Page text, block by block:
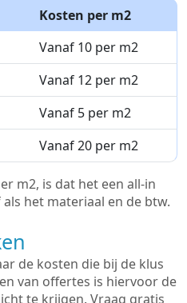
Kosten per m2
Vanaf 10 per m2
Vanaf 12 per m2
Vanaf 5 per m2
Vanaf 20 per m2
m2, is dat het een all-in
het materiaal en de btw.
de kosten die bij de klus
van offertes is hiervoor de
te krijgen. Vraag gratis